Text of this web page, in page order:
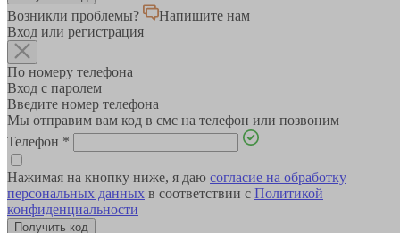
Возникли проблемы?
Напишите нам
Вход или регистрация
По номеру телефона
Вход с паролем
Введите номер телефона
Мы отправим вам код в смс на телефон или позвоним
Телефон *
Нажимая на кнопку ниже, я даю согласие на обработку
персональных данных в соответствии с Политикой
конфиденциальности